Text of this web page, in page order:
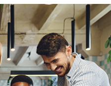
și alimentația. Astăzi,
o predispoziție fiziologică
orele în exces petrecute în fața
de comportament, dar
lung. Mai mult, consumul
determină și distorsionări ale
sociale.